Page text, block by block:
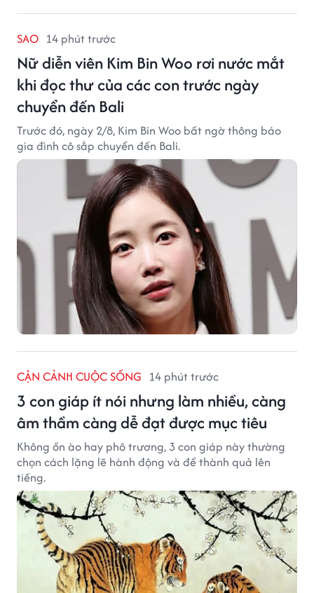
SAO 14 phút trước
Nữ diễn viên Kim Bin Woo rơi nước mắt
khi đọc thư của các con trước ngày
chuyển đến Bali
Trước đó, ngày 2/8, Kim Bin Woo bất ngờ thông báo
gia đình cô sắp chuyển đến Bali.
CẬN CẢNH CUỘC SỐNG 14 phút trước
3 con giáp ít nói nhưng làm nhiều, càng
âm thầm càng dễ đạt được mục tiêu
Không ồn ào hay phô trương, 3 con giáp này thường
chọn cách lặng lẽ hành động và để thành quả lên
tiếng.